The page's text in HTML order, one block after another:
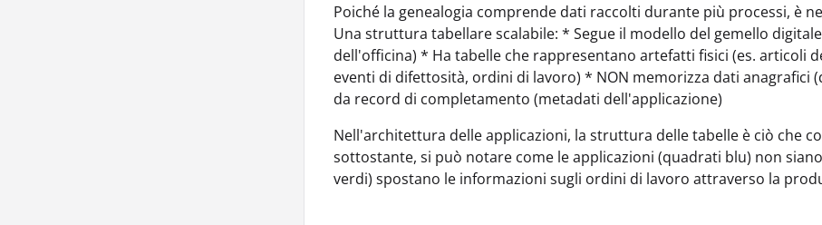
Poiché la genealogia comprende dati raccolti durante più processi, è
Una struttura tabellare scalabile: * Segue il modello del gemello
dell'officina) * Ha tabelle che rappresentano artefatti fisici (es. articoli
eventi di difettosità, ordini di lavoro) * NON memorizza dati
da record di completamento (metadati dell'applicazione)
Nell'architettura delle applicazioni, la struttura delle tabelle è ciò che
sottostante, si può notare come le applicazioni (quadrati blu) non
verdi) spostano le informazioni sugli ordini di lavoro attraverso la